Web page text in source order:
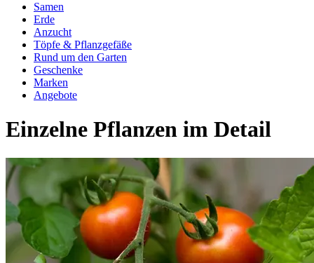
Samen
Erde
Anzucht
Töpfe & Pflanzgefäße
Rund um den Garten
Geschenke
Marken
Angebote
Einzelne Pflanzen im Detail